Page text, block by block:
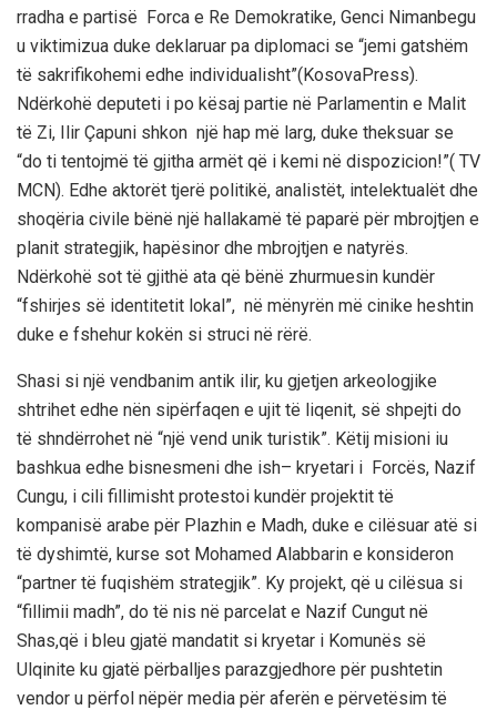
rradha e partisë Forca e Re Demokratike, Genci Nimanbegu
u viktimizua duke deklaruar pa diplomaci se “jemi gatshëm
të sakrifikohemi edhe individualisht”(KosovaPress).
Ndërkohë deputeti i po kësaj partie në Parlamentin e Malit
të Zi, Ilir Çapuni shkon një hap më larg, duke theksuar se
“do ti tentojmë të gjitha armët që i kemi në dispozicion!”( TV
MCN). Edhe aktorët tjerë politikë, analistët, intelektualët dhe
shoqëria civile bënë një hallakamë të paparë për mbrojtjen e
planit strategjik, hapësinor dhe mbrojtjen e natyrës.
Ndërkohë sot të gjithë ata që bënë zhurmuesin kundër
“fshirjes së identitetit lokal”, në mënyrën më cinike heshtin
duke e fshehur kokën si struci në rërë.
Shasi si një vendbanim antik ilir, ku gjetjen arkeologjike
shtrihet edhe nën sipërfaqen e ujit të liqenit, së shpejti do
të shndërrohet në “një vend unik turistik”. Këtij misioni iu
bashkua edhe bisnesmeni dhe ish– kryetari i Forcës, Nazif
Cungu, i cili fillimisht protestoi kundër projektit të
kompanisë arabe për Plazhin e Madh, duke e cilësuar atë si
të dyshimtë, kurse sot Mohamed Alabbarin e konsideron
“partner të fuqishëm strategjik”. Ky projekt, që u cilësua si
“fillimii madh”, do të nis në parcelat e Nazif Cungut në
Shas,që i bleu gjatë mandatit si kryetar i Komunës së
Ulqinite ku gjatë përballjes parazgjedhore për pushtetin
vendor u përfol nëpër media për aferën e përvetësim të